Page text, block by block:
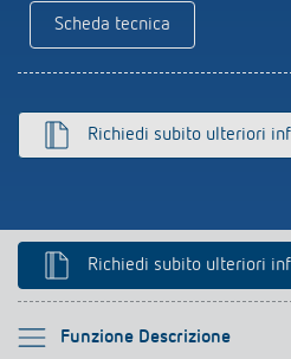
Rilevatore di
movimento
Scheda tecnica
Richiedi subito ulteriori
Richiedi subito ulteriori
Funzione Descrizione
Si prega di selezionare